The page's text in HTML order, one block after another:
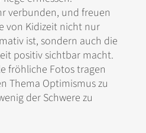
verbunden, und freuen
von Kidizeit nicht nur
ist, sondern auch die
positiv sichtbar macht.
fröhliche Fotos tragen
Thema Optimismus zu
der Schwere zu